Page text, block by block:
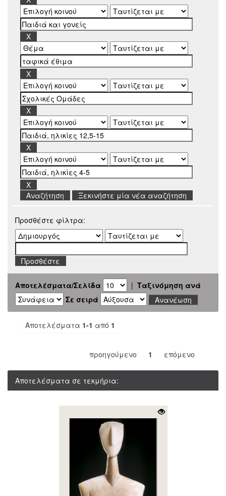
Ξεκινήστε μία νέα αναζήτηση
Προσθέστε φίλτρα:
Αποτελέσματα/Σελίδα | Ταξινόμηση ανά
Σε σειρά
Αποτελέσματα 1-1 από 1
προηγούμενο 1 επόμενο
Αποτελέσματα σε τεκμήρια: